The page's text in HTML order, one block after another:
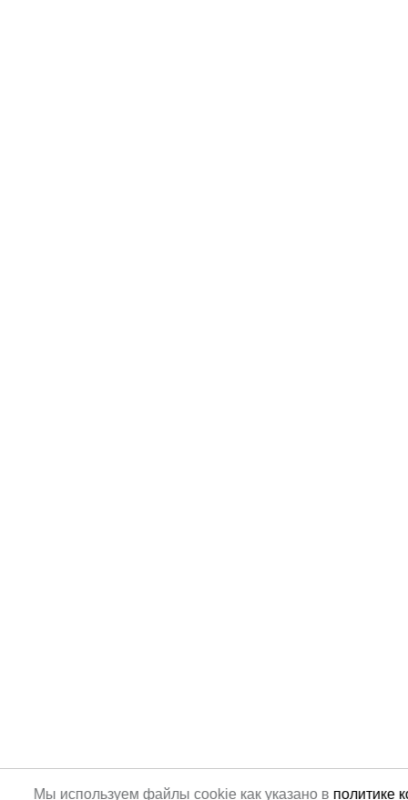
Мы используем файлы cookie как указано в политике